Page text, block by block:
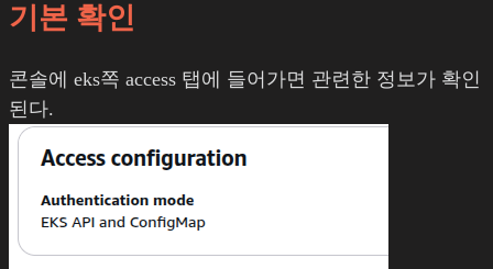
기본 확인
콘솔에 eks쪽 access 탭에 들어가면 관련한 정보가 확인
된다.